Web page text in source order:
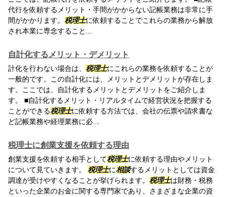
代行を依頼するメリット・手間がかからない記帳業務は非常に手
間がかかります。 税理士に依頼することでこれらの業務から解放
され本業に専念すること...
自計化するメリット・デメリット
計化を行わない場合は、 税理士にこれらの業務を依頼することが
一般的です。この自計化には、メリットとデメリットが存在しま
す。ここでは、自計化するメリットとデメリットをご紹介しま
す。 ■自計化するメリット・リアルタイムで経営状況を把握する
ことができる税理士に依頼する方法では、会社の伝票や請求書な
ど記帳業務や経理業務に必...
税理士に創業支援を依頼する理由
創業支援を依頼する相手として税理士に依頼する理由やメリット
について見ていきます。 税理士に相談するメリットとしては資金
調達が受けやすくなることが挙げられます。 税理士は財務・税務
といった企業のお金に関する専門家であり、さまざまな企業の資